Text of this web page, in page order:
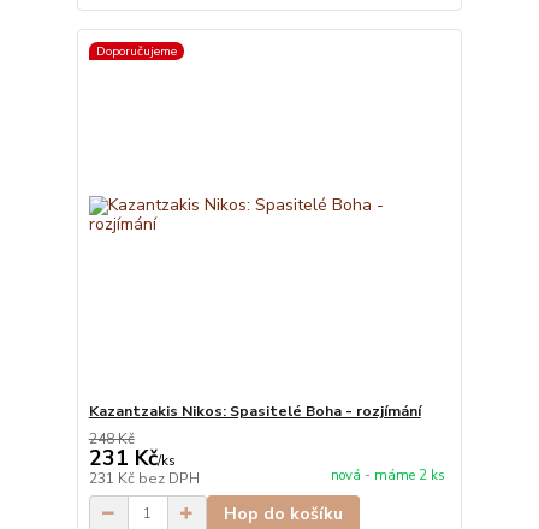
Doporučujeme
Kazantzakis Nikos: Spasitelé Boha - rozjímání
248 Kč
231 Kč/ks
231 Kč bez DPH nová - máme 2 ks
Hop do košíku